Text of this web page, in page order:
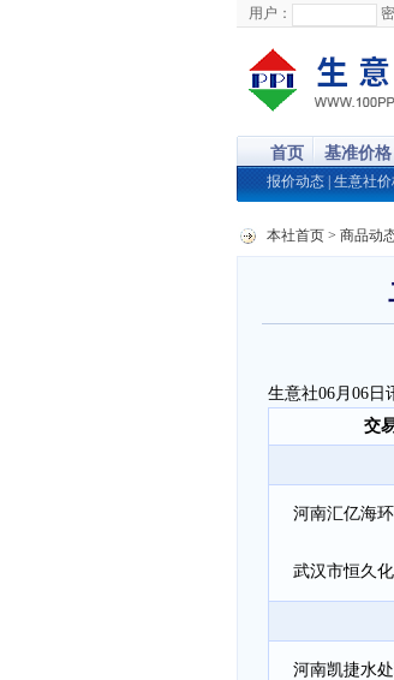
用户：
首页 基准价格
报价动态 生意社
本社首页 > 商品动
生意社06月06日
交
河南汇亿海
司
武汉市恒久
河南凯捷水